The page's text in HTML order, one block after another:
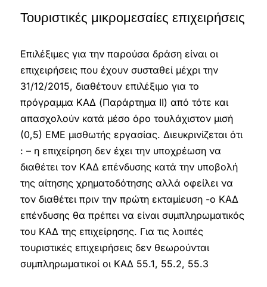
Τουριστικές μικρομεσαίες επιχειρήσεις
Επιλέξιμες για την παρούσα δράση είναι οι
επιχειρήσεις που έχουν συσταθεί μέχρι την
31/12/2015, διαθέτουν επιλέξιμο για το
πρόγραμμα ΚΑΔ (Παράρτημα ΙΙ) από τότε και
απασχολούν κατά μέσο όρο τουλάχιστον μισή
(0,5) ΕΜΕ μισθωτής εργασίας. Διευκρινίζεται ότι
: – η επιχείρηση δεν έχει την υποχρέωση να
διαθέτει τον ΚΑΔ επένδυσης κατά την υποβολή
της αίτησης χρηματοδότησης αλλά οφείλει να
τον διαθέτει πριν την πρώτη εκταμίευση -ο ΚΑΔ
επένδυσης θα πρέπει να είναι συμπληρωματικός
του ΚΑΔ της επιχείρησης. Για τις λοιπές
τουριστικές επιχειρήσεις δεν θεωρούνται
συμπληρωματικοί οι ΚΑΔ 55.1, 55.2, 55.3